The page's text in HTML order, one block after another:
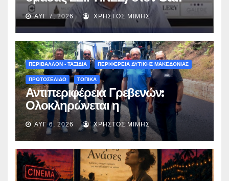
fm 93.3: «Το όνειρο έγινε
πραγματικότητα – Σας
περιμένουμε όλους το Σάββατο
στη Μυρσίνα Γρεβενών !» –
(audio)
ΑΥΓ 7, 2026 ΧΡΉΣΤΟΣ ΜΊΜΗΣ
ΠΕΡΙΒΑΛΛΟΝ - ΤΑΞΙΔΙΑ ΠΕΡΙΦΕΡΕΙΑ ΔΥΤΙΚΗΣ ΜΑΚΕΔΟΝΙΑΣ
ΠΡΩΤΟΣΕΛΙΔΟ ΤΟΠΙΚΑ
Αντιπεριφέρεια Γρεβενών:
Ολοκληρώνεται η
ασφαλτόστρωση της οδού
Περιβόλι – Αβδέλλα
ΑΥΓ 6, 2026 ΧΡΉΣΤΟΣ ΜΊΜΗΣ